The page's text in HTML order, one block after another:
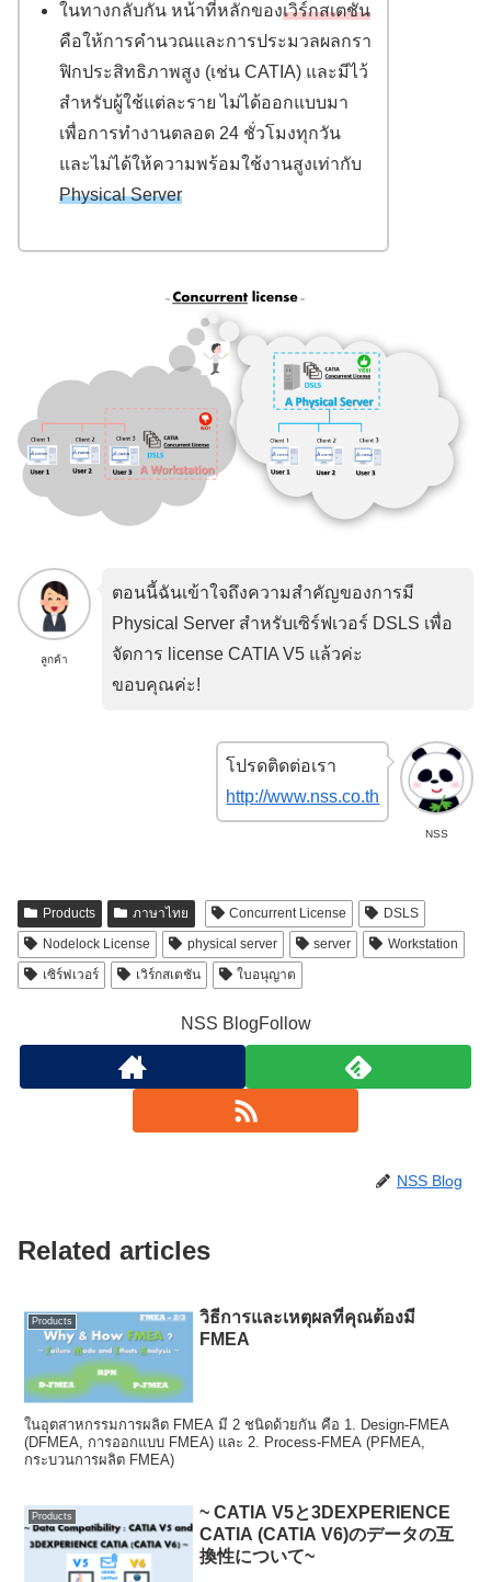
ในทางกลับกัน หน้าที่หลักของเวิร์กสเตชัน
คือให้การคำนวณและการประมวลผลกรา
ฟิกประสิทธิภาพสูง (เช่น CATIA) และมีไว้
สำหรับผู้ใช้แต่ละราย ไม่ได้ออกแบบมา
เพื่อการทำงานตลอด 24 ชั่วโมงทุกวัน
และไม่ได้ให้ความพร้อมใช้งานสูงเท่ากับ
Physical Server
ลูกค้า
ตอนนี้ฉันเข้าใจถึงความสำคัญของการมี
Physical Server สำหรับเซิร์ฟเวอร์ DSLS เพื่อ
จัดการ license CATIA V5 แล้วค่ะ
ขอบคุณค่ะ!
NSS
โปรดติดต่อเรา
http://www.nss.co.th
Products ภาษาไทย Concurrent License
DSLS
Nodelock License
physical server server
Workstation
เซิร์ฟเวอร์
เวิร์กสเตชัน ใบอนุญาต
NSS BlogFollow
NSS Blog
Related articles
Products
วิธีการและเหตุผลที่คุณต้องมี
FMEA
ในอุตสาหกรรมการผลิต FMEA มี 2 ชนิดด้วยกัน คือ 1. Design-FMEA
(DFMEA, การออกแบบ FMEA) และ 2. Process-FMEA (PFMEA,
กระบวนการผลิต FMEA)
Products
~ CATIA V5と3DEXPERIENCE
CATIA (CATIA V6)のデータの互
換性について~